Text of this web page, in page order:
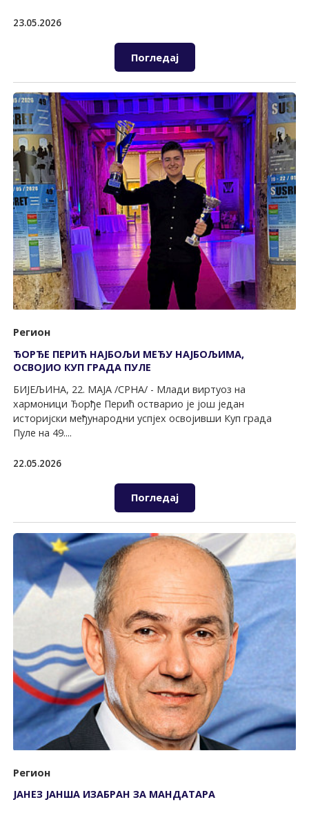
23.05.2026
Погледај
Регион
ЂОРЂЕ ПЕРИЋ НАЈБОЉИ МЕЂУ НАЈБОЉИМА,
ОСВОЈИО КУП ГРАДА ПУЛЕ
БИЈЕЉИНА, 22. МАЈА /СРНА/ - Млади виртуоз на
хармоници Ђорђе Перић остварио је још један
историјски међународни успјех освојивши Куп града
Пуле на 49....
22.05.2026
Погледај
Регион
ЈАНЕЗ ЈАНША ИЗАБРАН ЗА МАНДАТАРА